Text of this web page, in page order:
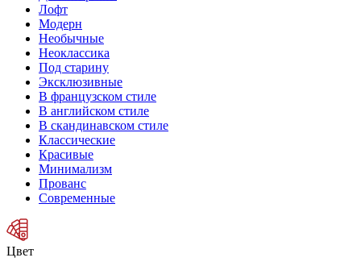
Лофт
Модерн
Необычные
Неоклассика
Под старину
Эксклюзивные
В французском стиле
В английском стиле
В скандинавском стиле
Классические
Красивые
Минимализм
Прованс
Современные
Цвет